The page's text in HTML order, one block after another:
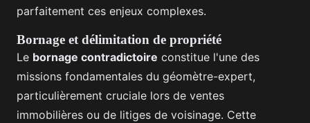
parfaitement ces enjeux complexes.
Bornage et délimitation de propriété
Le bornage contradictoire constitue l'une des
missions fondamentales du géomètre-expert,
particulièrement cruciale lors de ventes
immobilières ou de litiges de voisinage. Cette